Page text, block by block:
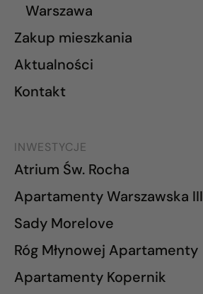
Warszawa
Zakup mieszkania
Aktualności
Kontakt
INWESTYCJE
Atrium Św. Rocha
Apartamenty Warszawska III
Sady Morelove
Róg Młynowej Apartamenty
Apartamenty Kopernik